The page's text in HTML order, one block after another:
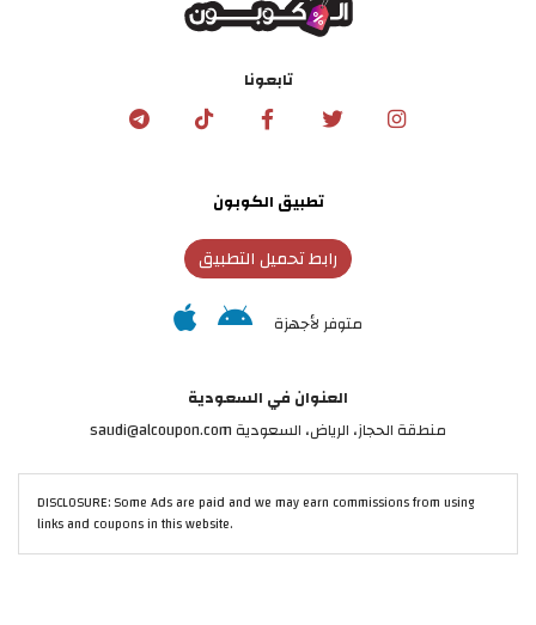
تابعونا
تطبيق الكوبون
رابط تحميل التطبيق
متوفر لأجهزة
العنوان في السعودية
منطقة الحجاز، الرياض، السعودية saudi@alcoupon.com
DISCLOSURE: Some Ads are paid and we may earn commissions from using
links and coupons in this website.